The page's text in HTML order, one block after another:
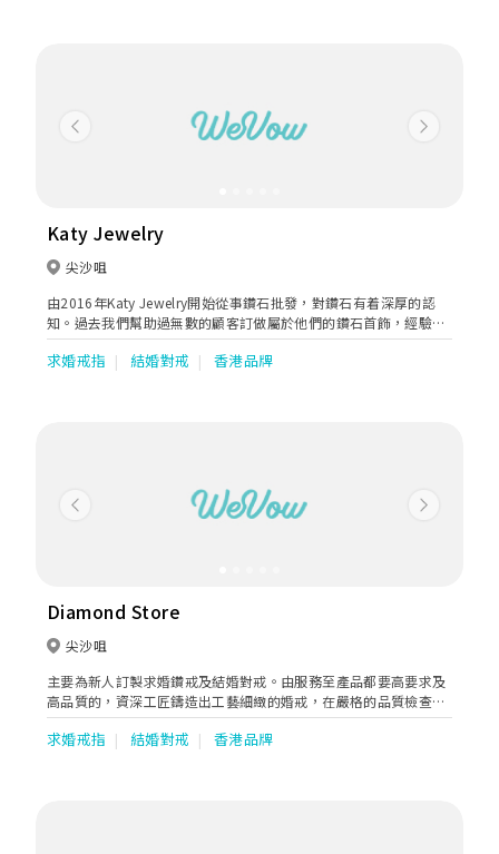
Previous Next
Katy Jewelry
尖沙咀
由2016年Katy Jewelry開始從事鑽石批發，對鑽石有着深厚的認
知。過去我們幫助過無數的顧客訂做屬於他們的鑽石首飾，經驗十
足！我們公司做的不單是零售，更多的是服務！我們希望能用我們
的專業，能幫助顧客做出最適合他們的珠寶。 Katy Jewelry 賣出的
求婚戒指 結婚對戒 香港品牌
Previous Next
Diamond Store
尖沙咀
主要為新人訂製求婚鑽戒及結婚對戒。由服務至產品都要高要求及
高品質的，資深工匠鑄造出工藝細緻的婚戒，在嚴格的品質檢查下
成就了百分百信心保證。
求婚戒指 結婚對戒 香港品牌